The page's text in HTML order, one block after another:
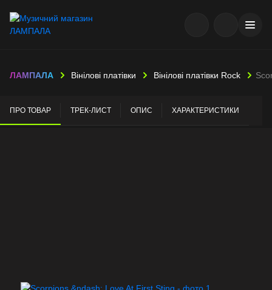
ЛАМПАЛА Вінілові платівки Вінілові платівки Rock
ПРО ТОВАР ТРЕК-ЛИСТ ОПИС ХАРАКТЕРИСТИКИ